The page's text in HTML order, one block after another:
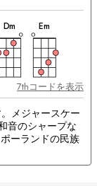
Dm
和
Em
和
7thコードを表示
メジャースケー
音のシャープな
ーランドの民族